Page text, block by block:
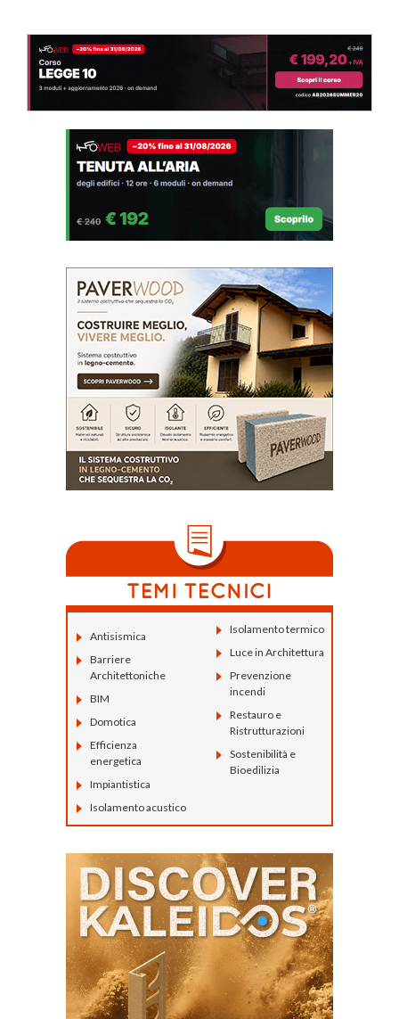
Antisismica
Barriere
Architettoniche
BIM
Domotica
Efficienza
energetica
Impiantistica
Isolamento acustico
Isolamento termico
Luce in Architettura
Prevenzione
incendi
Restauro e
Ristrutturazioni
Sostenibilità e
Bioedilizia